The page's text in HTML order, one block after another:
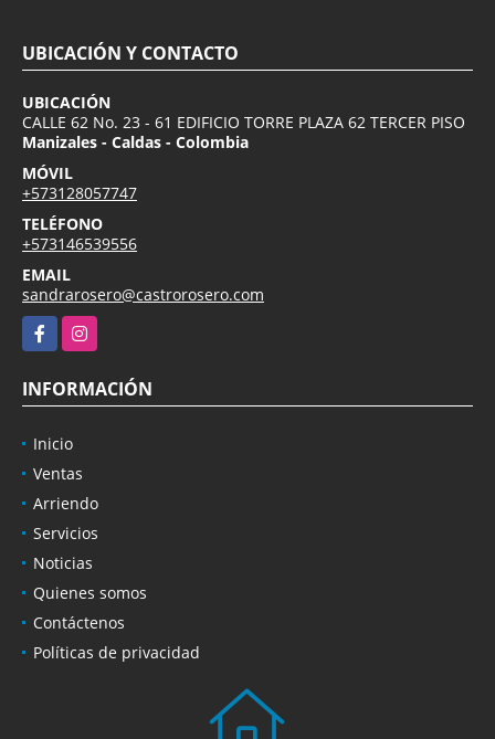
UBICACIÓN Y CONTACTO
UBICACIÓN
CALLE 62 No. 23 - 61 EDIFICIO TORRE PLAZA 62 TERCER PISO
Manizales - Caldas - Colombia
MÓVIL
+573128057747
TELÉFONO
+573146539556
EMAIL
sandrarosero@castrorosero.com
FacebookInstagram
INFORMACIÓN
Inicio
Ventas
Arriendo
Servicios
Noticias
Quienes somos
Contáctenos
Políticas de privacidad